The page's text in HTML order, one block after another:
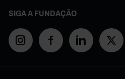
SIGA A FUNDAÇÃO